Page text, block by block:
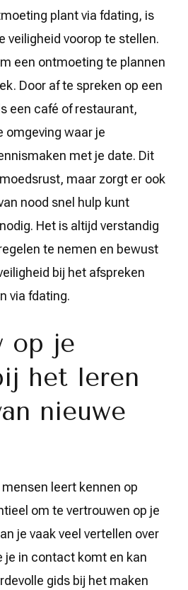
plant via fdating, is
veiligheid voorop te stellen.
een ontmoeting te plannen
Door af te spreken op een
een café of restaurant,
omgeving waar je
met je date. Dit
maar zorgt er ook
nood snel hulp kunt
Het is altijd verstandig
te nemen en bewust
bij het afspreken
via fdating.
op je
het leren
nieuwe
leert kennen op
om te vertrouwen op je
je vaak veel vertellen over
je in contact komt en kan
gids bij het maken